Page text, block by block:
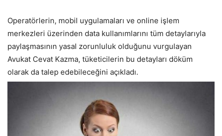
Operatörlerin, mobil uygulamaları ve online işlem
merkezleri üzerinden data kullanımlarını tüm detaylarıyla
paylaşmasının yasal zorunluluk olduğunu vurgulayan
Avukat Cevat Kazma, tüketicilerin bu detayları döküm
olarak da talep edebileceğini açıkladı.